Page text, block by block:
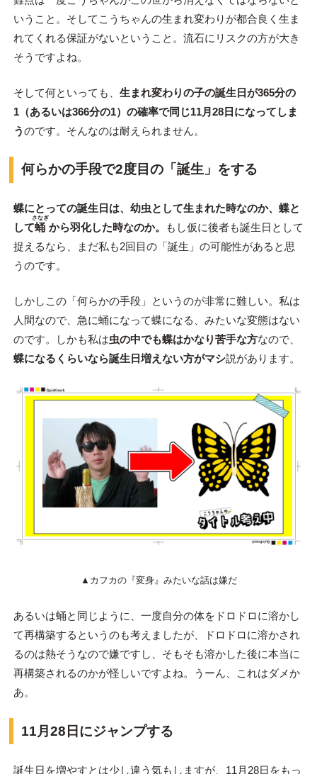
いうこと。そしてこうちゃんの生まれ変わりが都合良く生ま
れてくれる保証がないということ。流石にリスクの方が大き
そうですよね。
そして何といっても、 生まれ変わりの子の誕生日が365分の
1（あるいは366分の1）の確率で同じ11月28日になってしま
うのです。そんなのは耐えられません。
何らかの手段で2度目の「誕生」をする
蝶にとっての誕生日は、幼虫として生まれた時なのか、蝶と
して蛹
さなぎ
から羽化した時なのか。
もし仮に後者も誕生日として
捉えるなら、まだ私も2回目の「誕生」の可能性があると思
うのです。
しかしこの「何らかの手段」というのが非常に難しい。私は
人間なので、急に蛹になって蝶になる、みたいな変態はない
のです。しかも私は虫の中でも蝶はかなり苦手な方なので、
蝶になるくらいなら誕生日増えない方がマシ説があります。
▲カフカの『変身』みたいな話は嫌だ
あるいは蛹と同じように、一度自分の体をドロドロに溶かし
て再構築するというのも考えましたが、ドロドロに溶かされ
るのは熱そうなので嫌ですし、そもそも溶かした後に本当に
再構築されるのかが怪しいですよね。うーん、これはダメか
あ。
11月28日にジャンプする
誕生日を増やすとは少し違う気もしますが、11月28日をもっ